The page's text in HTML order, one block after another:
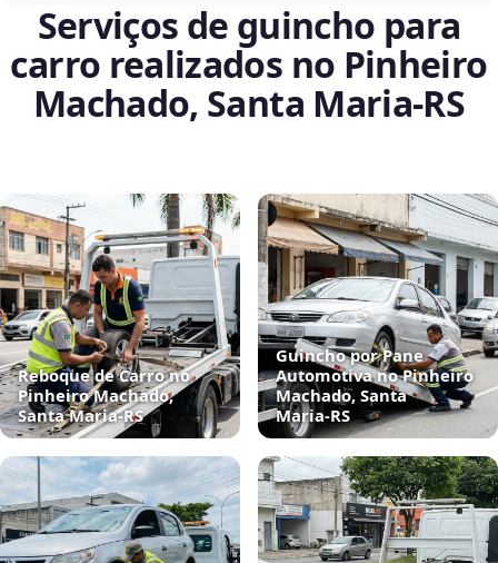
Serviços de guincho para
carro realizados no Pinheiro
Machado, Santa Maria‑RS
Reboque de Carro no
Pinheiro Machado,
Santa Maria‑RS
Guincho por Pane
Automotiva no Pinheiro
Machado, Santa
Maria‑RS